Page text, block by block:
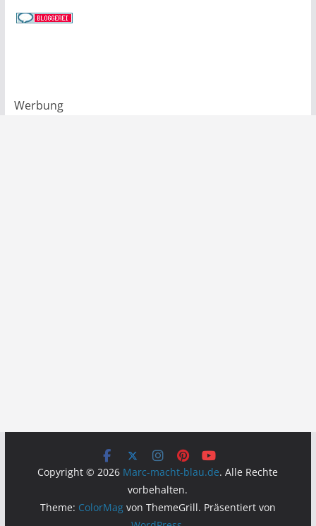
Werbung
Copyright © 2026 Marc-macht-blau.de. Alle Rechte
vorbehalten.
Theme: ColorMagvon ThemeGrill. Präsentiert von